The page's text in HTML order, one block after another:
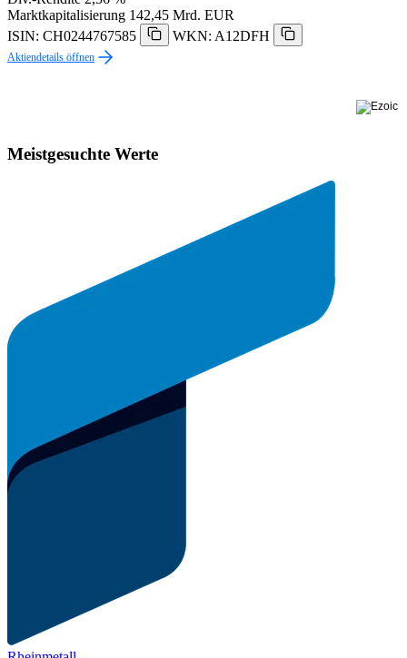
Marktkapitalisierung 142,45 Mrd. EUR
ISIN: CH0244767585
WKN: A12DFH
Aktiendetails öffnen
Meistgesuchte Werte